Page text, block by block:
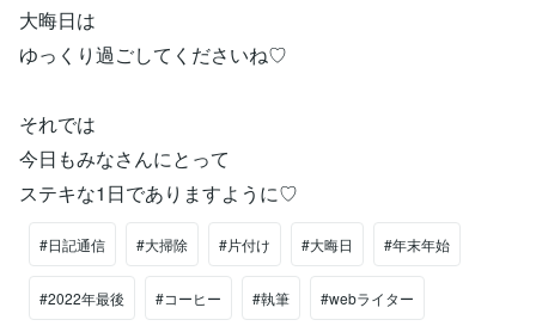
大晦日は
ゆっくり過ごしてくださいね♡
それでは
今日もみなさんにとって
ステキな1日でありますように♡
#日記通信 #大掃除 #片付け #大晦日 #年末年始
#2022年最後 #コーヒー #執筆 #webライター